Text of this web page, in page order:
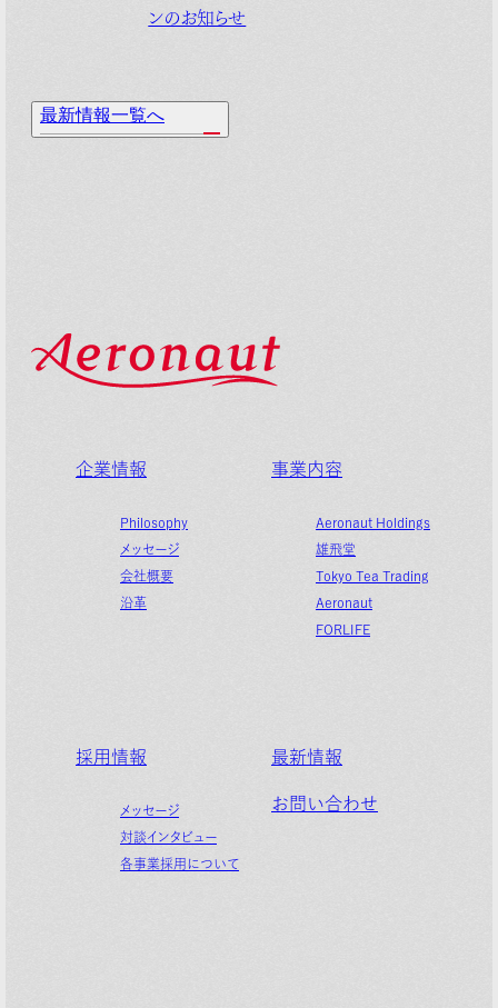
ンのお知らせ
最新情報一覧へ
企業情報
Philosophy
メッセージ
会社概要
沿革
事業内容
Aeronaut Holdings
雄飛堂
Tokyo Tea Trading
Aeronaut
FORLIFE
採用情報
メッセージ
対談インタビュー
各事業採用について
最新情報
お問い合わせ